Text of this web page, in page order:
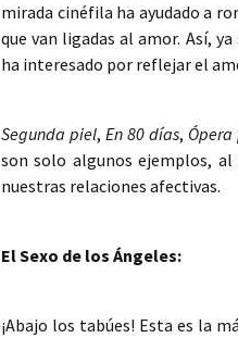
mirada cinéfila ha ayudado a
que van ligadas al amor. Así,
ha interesado por reflejar el
Segunda piel, En 80 días,
son solo algunos ejemplos,
nuestras relaciones afectivas.
El Sexo de los Ángeles:
¡Abajo los tabúes! Esta es la